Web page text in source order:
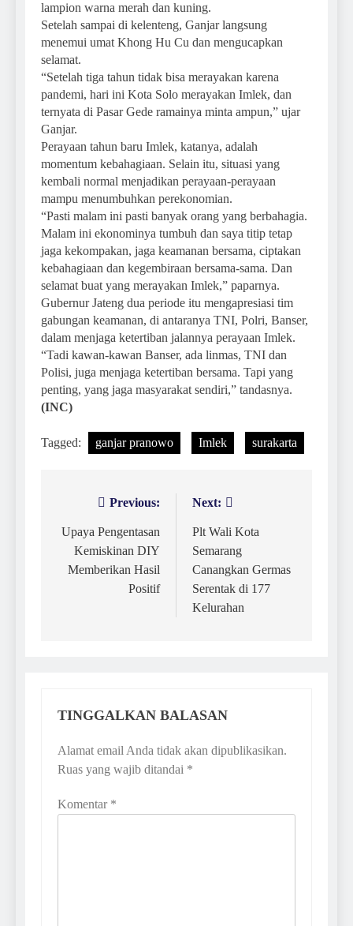
lampion warna merah dan kuning.
Setelah sampai di kelenteng, Ganjar langsung
menemui umat Khong Hu Cu dan mengucapkan
selamat.
“Setelah tiga tahun tidak bisa merayakan karena
pandemi, hari ini Kota Solo merayakan Imlek, dan
ternyata di Pasar Gede ramainya minta ampun,” ujar
Ganjar.
Perayaan tahun baru Imlek, katanya, adalah
momentum kebahagiaan. Selain itu, situasi yang
kembali normal menjadikan perayaan-perayaan
mampu menumbuhkan perekonomian.
“Pasti malam ini pasti banyak orang yang berbahagia.
Malam ini ekonominya tumbuh dan saya titip tetap
jaga kekompakan, jaga keamanan bersama, ciptakan
kebahagiaan dan kegembiraan bersama-sama. Dan
selamat buat yang merayakan Imlek,” paparnya.
Gubernur Jateng dua periode itu mengapresiasi tim
gabungan keamanan, di antaranya TNI, Polri, Banser,
dalam menjaga ketertiban jalannya perayaan Imlek.
“Tadi kawan-kawan Banser, ada linmas, TNI dan
Polisi, juga menjaga ketertiban bersama. Tapi yang
penting, yang jaga masyarakat sendiri,” tandasnya.
(INC)
Tagged: ganjar pranowo Imlek surakarta
Navigasi
pos
Previous:
Upaya Pengentasan
Kemiskinan DIY
Memberikan Hasil
Positif
Next:
Plt Wali Kota
Semarang
Canangkan Germas
Serentak di 177
Kelurahan
TINGGALKAN BALASAN
Alamat email Anda tidak akan dipublikasikan.
Ruas yang wajib ditandai *
Komentar *